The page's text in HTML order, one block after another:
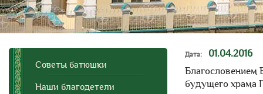
Советы батюшки
Наши благодетели
01.04.2016
Благословением
будущего храма